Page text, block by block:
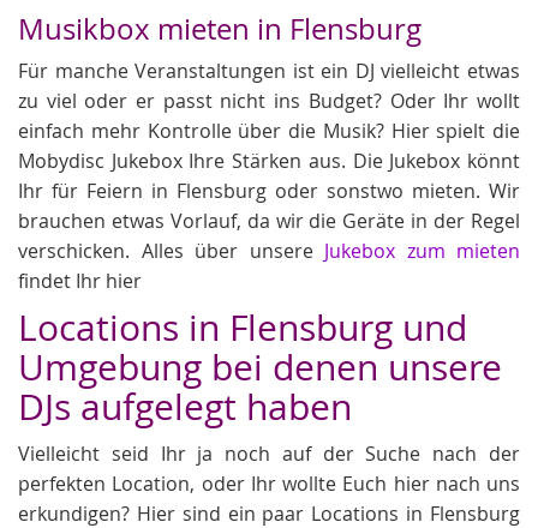
Musikbox mieten in Flensburg
Für manche Veranstaltungen ist ein DJ vielleicht etwas
zu viel oder er passt nicht ins Budget? Oder Ihr wollt
einfach mehr Kontrolle über die Musik? Hier spielt die
Mobydisc Jukebox Ihre Stärken aus. Die Jukebox könnt
Ihr für Feiern in Flensburg oder sonstwo mieten. Wir
brauchen etwas Vorlauf, da wir die Geräte in der Regel
verschicken. Alles über unsere Jukebox zum mieten
findet Ihr hier
Locations in Flensburg und
Umgebung bei denen unsere
DJs aufgelegt haben
Vielleicht seid Ihr ja noch auf der Suche nach der
perfekten Location, oder Ihr wollte Euch hier nach uns
erkundigen? Hier sind ein paar Locations in Flensburg